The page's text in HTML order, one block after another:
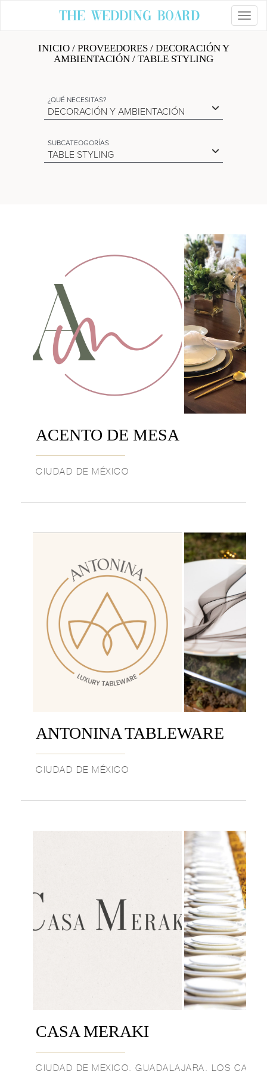
The Wedding Board
INICIO/ PROVEEDORES/ DECORACIÓN Y
AMBIENTACIÓN / TABLE STYLING
¿QUÉ NECESITAS?
DECORACIÓN Y AMBIENTACIÓN
SUBCATEOGORÍAS
TABLE STYLING
ACENTO DE MESA
CIUDAD DE MÉXICO
ANTONINA TABLEWARE
CIUDAD DE MÉXICO
CASA MERAKI
CIUDAD DE MEXICO, GUADALAJARA, LOS CABOS